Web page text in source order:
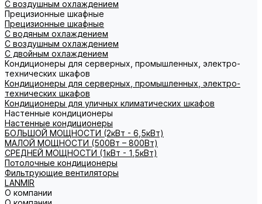
С воздушным охлаждением
Прецизионные шкафные
Прецизионные шкафные
С водяным охлаждением
С воздушным охлаждением
С двойным охлаждением
Кондиционеры для серверных, промышленных, электро-
технических шкафов
Кондиционеры для серверных, промышленных, электро-
технических шкафов
Кондиционеры для уличных климатических шкафов
Настенные кондиционеры
Настенные кондиционеры
БОЛЬШОЙ МОЩНОСТИ (2кВт - 6,5кВт)
МАЛОЙ МОЩНОСТИ (500Вт – 800Вт)
СРЕДНЕЙ МОЩНОСТИ (1кВт - 1,5кВт)
Потолочные кондиционеры
Фильтрующие вентиляторы
LANMIR
О компании